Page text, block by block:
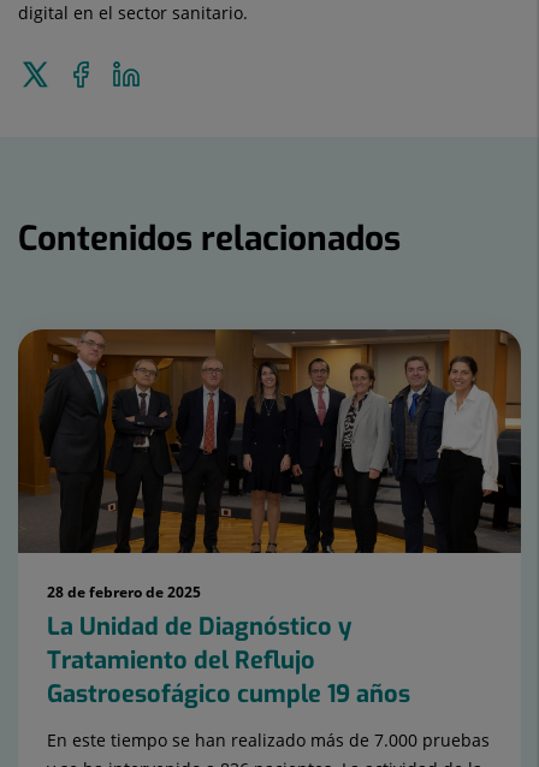
digital en el sector sanitario.
Enviar
Compartir
en
Contenidos relacionados
28 de febrero de 2025
La Unidad de Diagnóstico y
Tratamiento del Reflujo
Gastroesofágico cumple 19 años
En este tiempo se han realizado más de 7.000 pruebas